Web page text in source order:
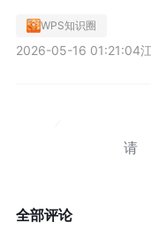
WPS知识圈
2026-05-16 01:21:04
请
全部评论